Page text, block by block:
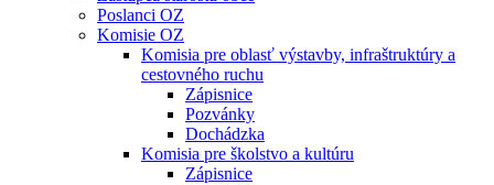
Poslanci OZ
Komisie OZ
Komisia pre oblasť výstavby, infraštruktúry a
cestovného ruchu
Zápisnice
Pozvánky
Dochádzka
Komisia pre školstvo a kultúru
Zápisnice